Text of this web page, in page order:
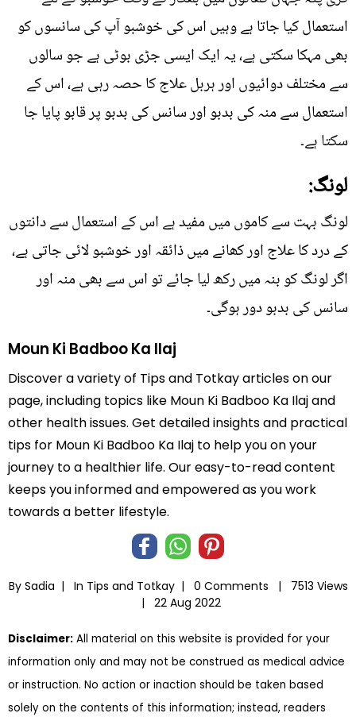
استعمال کیا جاتا ہے وہیں اس کی خوشبو آپ کی سانسوں کو
بھی مہکا سکتی ہے، یہ ایک ایسی جڑی بوٹی ہے جو سالوں
سے مختلف دوائیوں اور ہربل علاج کا حصہ رہی ہے، اس کے
استعمال سے منہ کی بدبو اور سانس کی بدبو پر قابو پایا جا
سکتا ہے۔
لونگ:
لونگ بہت سے کاموں میں مفید ہے اس کے استعمال سے دانتوں
کے درد کا علاج اور کھانے میں ذائقہ اور خوشبو لائی جاتی ہے،
اگر لونگ کو بنہ میں رکھ لیا جائے تو اس سے بھی منہ اور
سانس کی بدبو دور ہوگی۔
Moun Ki Badboo Ka Ilaj
Discover a variety of Tips and Totkay articles on our
page, including topics like Moun Ki Badboo Ka Ilaj and
other health issues. Get detailed insights and practical
tips for Moun Ki Badboo Ka Ilaj to help you on your
journey to a healthier life. Our easy-to-read content
keeps you informed and empowered as you work
towards a better lifestyle.
By Sadia | In Tips and Totkay| 0 Comments |
7513 Views
|
22 Aug 2022
Disclaimer: All material on this website is provided for your
information only and may not be construed as medical advice
or instruction. No action or inaction should be taken based
solely on the contents of this information; instead, readers